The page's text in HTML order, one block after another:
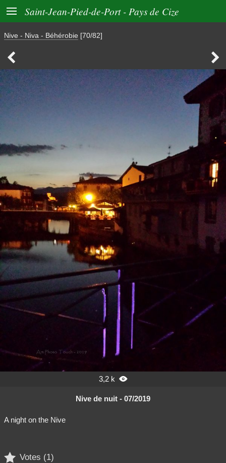
 Saint-Jean-Pied-de-Port - Pays de Cize
Nive - Niva - Béhérobie [70/82]
 
3,2 k 
Nive de nuit - 07/2019
A night on the Nive
 Votes (1)